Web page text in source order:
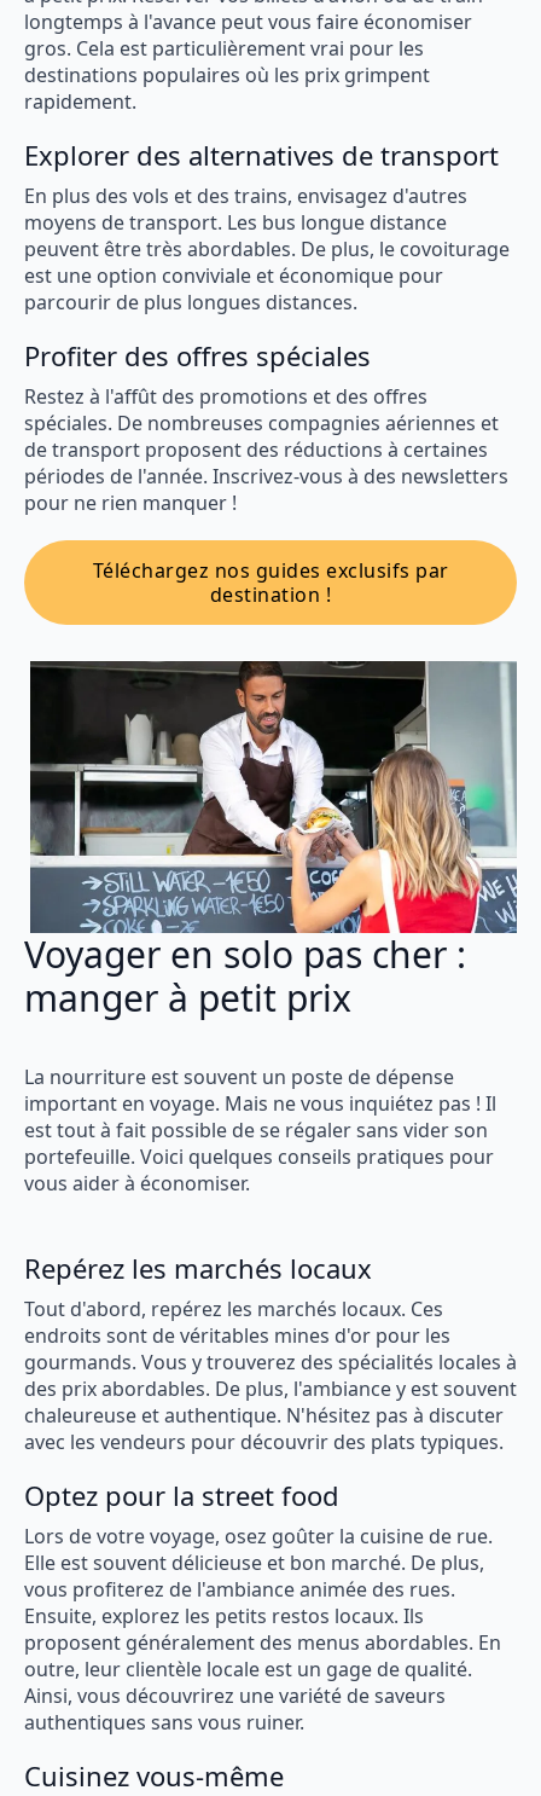
longtemps à l'avance peut vous faire économiser
gros. Cela est particulièrement vrai pour les
destinations populaires où les prix grimpent
rapidement.
Explorer des alternatives de transport
En plus des vols et des trains, envisagez d'autres
moyens de transport. Les bus longue distance
peuvent être très abordables. De plus, le covoiturage
est une option conviviale et économique pour
parcourir de plus longues distances.
Profiter des offres spéciales
Restez à l'affût des promotions et des offres
spéciales. De nombreuses compagnies aériennes et
de transport proposent des réductions à certaines
périodes de l'année. Inscrivez-vous à des newsletters
pour ne rien manquer !
Téléchargez nos guides exclusifs par
destination !
Voyager en solo pas cher :
manger à petit prix
La nourriture est souvent un poste de dépense
important en voyage. Mais ne vous inquiétez pas ! Il
est tout à fait possible de se régaler sans vider son
portefeuille. Voici quelques conseils pratiques pour
vous aider à économiser.
Repérez les marchés locaux
Tout d'abord, repérez les marchés locaux. Ces
endroits sont de véritables mines d'or pour les
gourmands. Vous y trouverez des spécialités locales à
des prix abordables. De plus, l'ambiance y est souvent
chaleureuse et authentique. N'hésitez pas à discuter
avec les vendeurs pour découvrir des plats typiques.
Optez pour la street food
Lors de votre voyage, osez goûter la cuisine de rue.
Elle est souvent délicieuse et bon marché. De plus,
vous profiterez de l'ambiance animée des rues.
Ensuite, explorez les petits restos locaux. Ils
proposent généralement des menus abordables. En
outre, leur clientèle locale est un gage de qualité.
Ainsi, vous découvrirez une variété de saveurs
authentiques sans vous ruiner.
Cuisinez vous-même